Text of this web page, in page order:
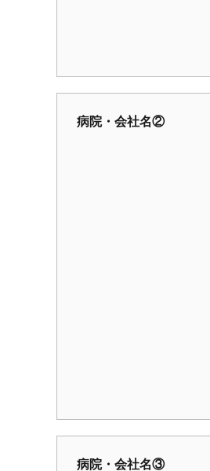
病院・会社名②
病院・会社名③